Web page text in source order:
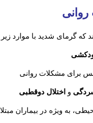
روانی
که گرمای شدید با موارد
برای مشکلات روانی
و اختلال دوقطبی
به ویژه در بیماران مبتلا